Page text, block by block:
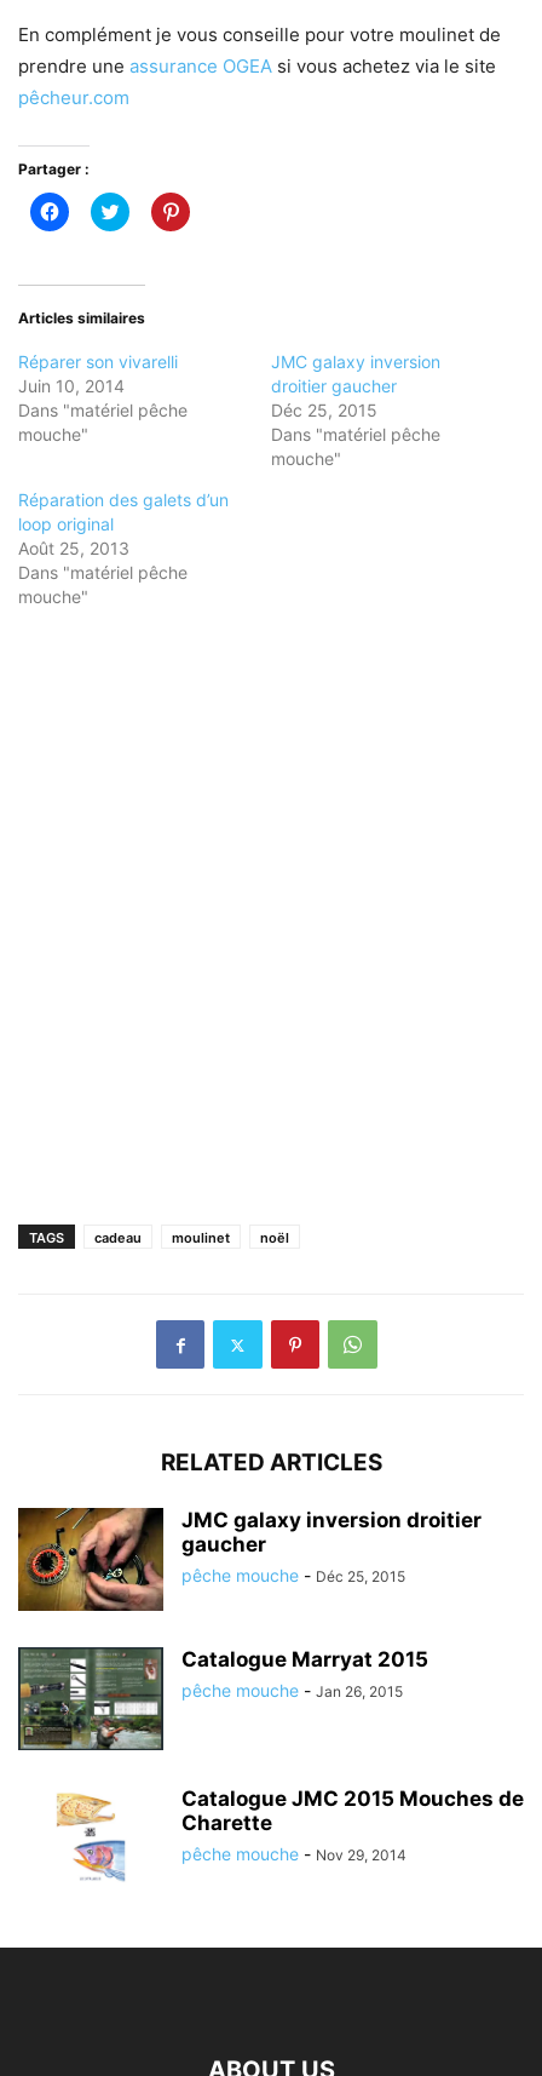
En complément je vous conseille pour votre moulinet de
prendre une assurance OGEA si vous achetez via le site
pêcheur.com
Partager :
Cliquez
pour
dans
nouvelle
Cliquez
pour
dans
nouvelle
Cliquez
pour
Articles similaires
Réparer son vivarelli
Juin 10, 2014
Dans "matériel pêche
mouche"
JMC galaxy inversion
droitier gaucher
Déc 25, 2015
Dans "matériel pêche
mouche"
Réparation des galets d’un
loop original
Août 25, 2013
Dans "matériel pêche
mouche"
TAGS cadeau moulinet noël
RELATED ARTICLES
JMC galaxy inversion droitier
gaucher
pêche mouche - Déc 25, 2015
Catalogue Marryat 2015
pêche mouche - Jan 26, 2015
Catalogue JMC 2015 Mouches de
Charette
pêche mouche - Nov 29, 2014